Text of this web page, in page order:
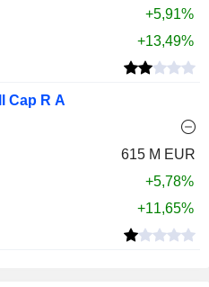
+5,91%
+13,49%
Cap R A
615 M EUR
+5,78%
+11,65%